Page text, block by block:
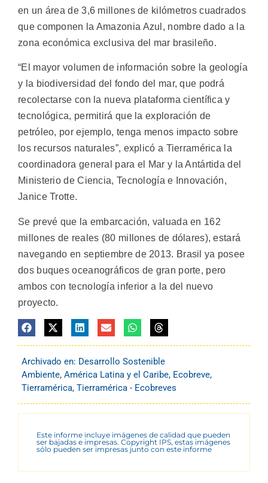
en un área de 3,6 millones de kilómetros cuadrados
que componen la Amazonia Azul, nombre dado a la
zona económica exclusiva del mar brasileño.
“El mayor volumen de información sobre la geología
y la biodiversidad del fondo del mar, que podrá
recolectarse con la nueva plataforma científica y
tecnológica, permitirá que la exploración de
petróleo, por ejemplo, tenga menos impacto sobre
los recursos naturales”, explicó a Tierramérica la
coordinadora general para el Mar y la Antártida del
Ministerio de Ciencia, Tecnología e Innovación,
Janice Trotte.
Se prevé que la embarcación, valuada en 162
millones de reales (80 millones de dólares), estará
navegando en septiembre de 2013. Brasil ya posee
dos buques oceanográficos de gran porte, pero
ambos con tecnología inferior a la del nuevo
proyecto.
Archivado en: Desarrollo Sostenible
Ambiente, América Latina y el Caribe, Ecobreve,
Tierramérica, Tierramérica - Ecobreves
Este informe incluye imágenes de calidad que pueden
ser bajadas e impresas. Copyright IPS, estas imágenes
sólo pueden ser impresas junto con este informe